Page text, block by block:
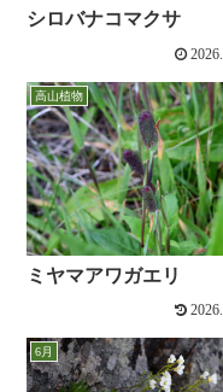
シロバナコマクサ
高山植物
ミヤマアワガエリ
6月